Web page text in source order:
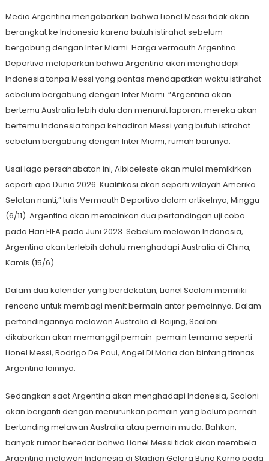
Media Argentina mengabarkan bahwa Lionel Messi tidak akan
berangkat ke Indonesia karena butuh istirahat sebelum
bergabung dengan Inter Miami. Harga vermouth Argentina
Deportivo melaporkan bahwa Argentina akan menghadapi
Indonesia tanpa Messi yang pantas mendapatkan waktu istirahat
sebelum bergabung dengan Inter Miami. “Argentina akan
bertemu Australia lebih dulu dan menurut laporan, mereka akan
bertemu Indonesia tanpa kehadiran Messi yang butuh istirahat
sebelum bergabung dengan Inter Miami, rumah barunya.
Usai laga persahabatan ini, Albiceleste akan mulai memikirkan
seperti apa Dunia 2026. Kualifikasi akan seperti wilayah Amerika
Selatan nanti,” tulis Vermouth Deportivo dalam artikelnya, Minggu
(6/11). Argentina akan memainkan dua pertandingan uji coba
pada Hari FIFA pada Juni 2023. Sebelum melawan Indonesia,
Argentina akan terlebih dahulu menghadapi Australia di China,
Kamis (15/6).
Dalam dua kalender yang berdekatan, Lionel Scaloni memiliki
rencana untuk membagi menit bermain antar pemainnya. Dalam
pertandingannya melawan Australia di Beijing, Scaloni
dikabarkan akan memanggil pemain-pemain ternama seperti
Lionel Messi, Rodrigo De Paul, Angel Di Maria dan bintang timnas
Argentina lainnya.
Sedangkan saat Argentina akan menghadapi Indonesia, Scaloni
akan berganti dengan menurunkan pemain yang belum pernah
bertanding melawan Australia atau pemain muda. Bahkan,
banyak rumor beredar bahwa Lionel Messi tidak akan membela
Argentina melawan Indonesia di Stadion Gelora Bung Karno pada